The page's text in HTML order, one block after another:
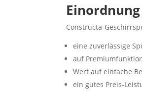
Constructa-
eine zuverlässige
auf
Wert auf einfache
ein gutes Preis-